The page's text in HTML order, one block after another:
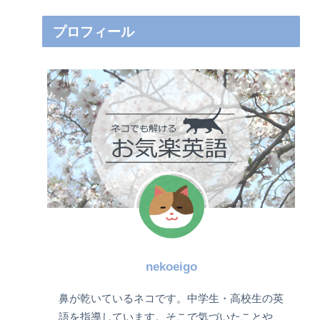
プロフィール
nekoeigo
鼻が乾いているネコです。中学生・高校生の英
語を指導しています。そこで気づいたことや、